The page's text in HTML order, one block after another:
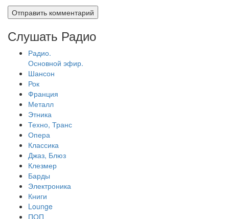
Слушать Радио
Радио.
Основной эфир.
Шансон
Рок
Франция
Металл
Этника
Техно, Транс
Опера
Классика
Джаз, Блюз
Клезмер
Барды
Электроника
Книги
Lounge
ПОП